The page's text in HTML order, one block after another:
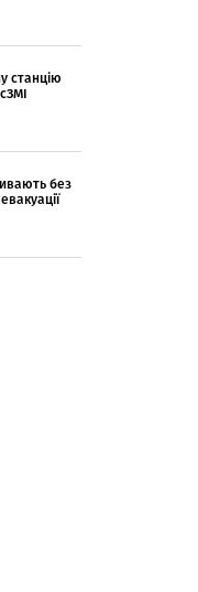
станцію
без